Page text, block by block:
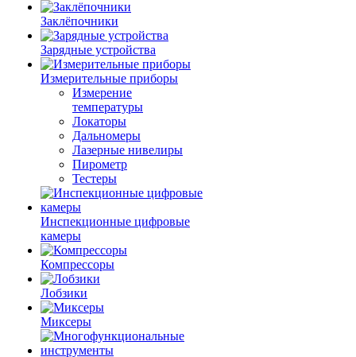
Заклёпочники
Зарядные устройства
Измерительные приборы
Измерение
температуры
Локаторы
Дальномеры
Лазерные нивелиры
Пирометр
Тестеры
Инспекционные цифровые
камеры
Компрессоры
Лобзики
Миксеры